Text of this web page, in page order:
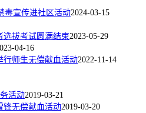
毒宣传进社区活动2024-03-15
拔考试圆满结束2023-05-29
04-16
师生无偿献血活动2022-11-14
活动2019-03-21
无偿献血活动2019-03-20